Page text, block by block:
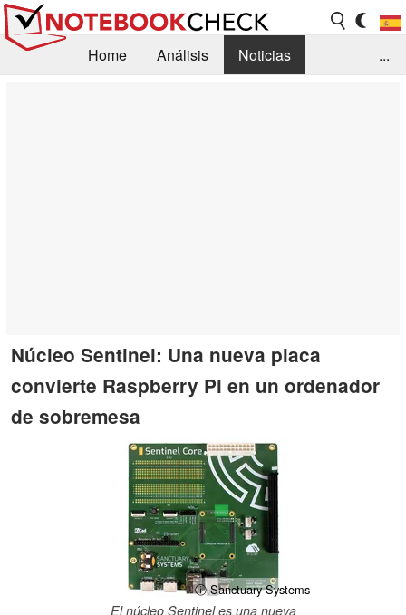
Home Análisis
Noticias
...
Núcleo Sentinel: Una nueva placa
convierte Raspberry Pi en un ordenador
de sobremesa
ⓘ Sanctuary Systems
El núcleo Sentinel es una nueva